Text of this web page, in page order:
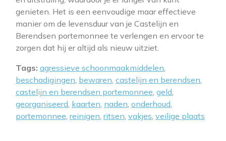
genieten. Het is een eenvoudige maar effectieve
manier om de levensduur van je Castelijn en
Berendsen portemonnee te verlengen en ervoor te
zorgen dat hij er altijd als nieuw uitziet.
Tags: agressieve schoonmaakmiddelen,
beschadigingen, bewaren, castelijn en berendsen,
castelijn en berendsen portemonnee, geld,
georganiseerd, kaarten, naden, onderhoud,
portemonnee, reinigen, ritsen, vakjes, veilige plaats